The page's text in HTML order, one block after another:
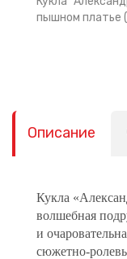
пышном платье
Описание
Кукла
волшебная
и
сюжетно-